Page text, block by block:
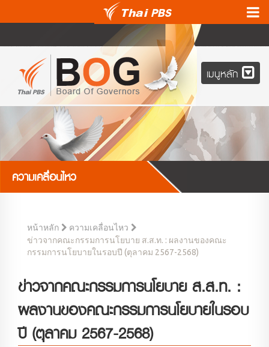
เมนูหลัก
ความเคลื่อนไหว
หน้าหลัก ความเคลื่อนไหว
ข่าวจากคณะกรรมการนโยบาย ส.ส.ท. : ผลงานของคณะ
กรรมการนโยบายในรอบปี (ตุลาคม 2567-2568)
ข่าวจากคณะกรรมการนโยบาย ส.ส.ท. :
ผลงานของคณะกรรมการนโยบายในรอบ
ปี (ตุลาคม 2567-2568)